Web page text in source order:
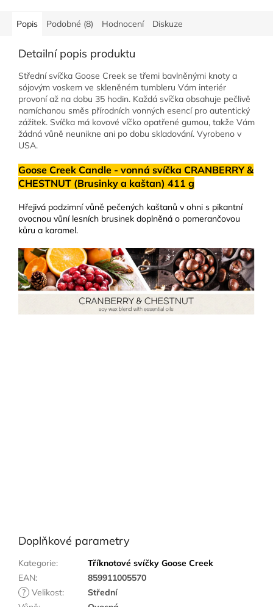
Popis Podobné (8) Hodnocení Diskuze
Detailní popis produktu
Střední svíčka Goose Creek se třemi bavlněnými knoty a
sójovým voskem ve skleněném tumbleru Vám interiér
provoní až na dobu 35 hodin. Každá svíčka obsahuje pečlivě
namíchanou směs přírodních vonných esencí pro autentický
zážitek. Svíčka má kovové víčko opatřené gumou, takže Vám
žádná vůně neunikne ani po dobu skladování. Vyrobeno v
USA.
Goose Creek Candle - vonná svíčka CRANBERRY &
CHESTNUT (Brusinky a kaštan) 411 g
Hřejivá podzimní vůně pečených kaštanů v ohni s pikantní
ovocnou vůní lesních brusinek doplněná o pomerančovou
kůru a karamel.
Doplňkové parametry
Kategorie:
Tříknotové svíčky Goose Creek
EAN:
859911005570
? Velikost:
Střední